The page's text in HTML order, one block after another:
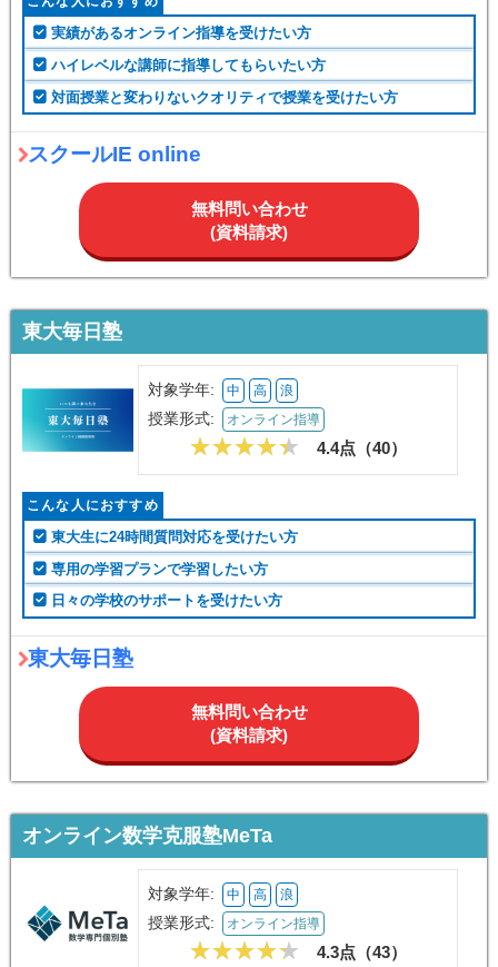
実績があるオンライン指導を受けたい方
ハイレベルな講師に指導してもらいたい方
対面授業と変わりないクオリティで授業を受けたい方
スクールIE online
無料問い合わせ
(資料請求)
東大毎日塾
対象学年: 中 高 浪
授業形式: オンライン指導
4.4点（40）
こんな人におすすめ
東大生に24時間質問対応を受けたい方
専用の学習プランで学習したい方
日々の学校のサポートを受けたい方
東大毎日塾
無料問い合わせ
(資料請求)
オンライン数学克服塾MeTa
対象学年: 中 高 浪
授業形式: オンライン指導
4.3点（43）